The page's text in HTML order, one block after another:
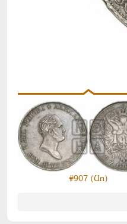
#907 (Un)